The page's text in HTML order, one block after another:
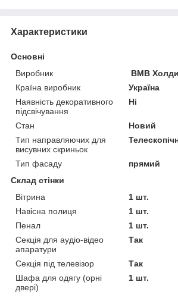
Характеристики
Основні
Виробник
ВМВ
Країна виробник
Україна
Наявність декоративного
підсвічування
Ні
Стан
Новий
Тип направляючих для
висувних скриньок
Тип фасаду
прямий
Склад стінки
Вітрина
1 шт.
Навісна полиця
1 шт.
Пенал
1 шт.
Секція для аудіо-відео
апаратури
Так
Секція під телевізор
Так
Шафа для одягу (орні
двері)
1 шт.